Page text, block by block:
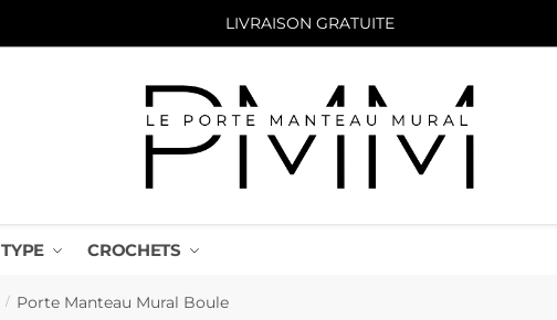
LIVRAISON GRATUITE
TYPE CROCHETS
/ Porte Manteau Mural Boule